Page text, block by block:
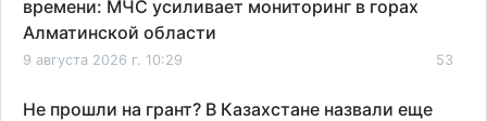
времени: МЧС усиливает мониторинг в горах
Алматинской области
9 августа 2026 г. 10:29 53
Не прошли на грант? В Казахстане назвали еще